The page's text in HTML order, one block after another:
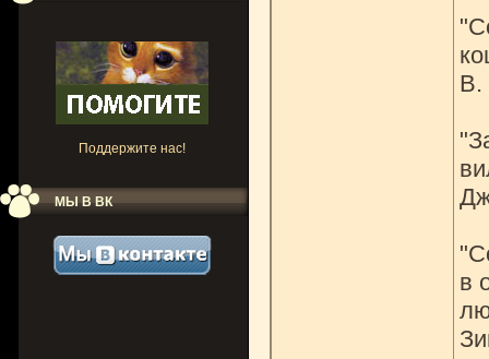
Поддержите нас!
МЫ В ВК
В.
в